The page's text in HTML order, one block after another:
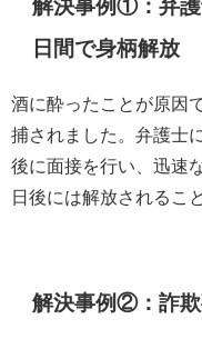
解決事例①：弁
日間で身柄解放
酒に酔ったことが原因
捕されました。弁護士
後に面接を行い、迅速
日後には解放されるこ
解決事例②：詐